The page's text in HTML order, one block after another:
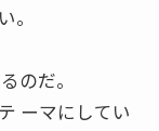
。
のだ。
ーマにしてい